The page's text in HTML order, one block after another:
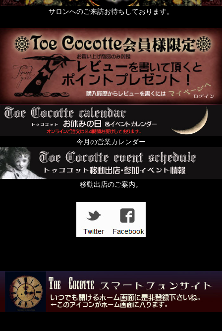
サロンへのご来訪お待ちしております。
今月の営業カレンダー
移動出店のご案内。